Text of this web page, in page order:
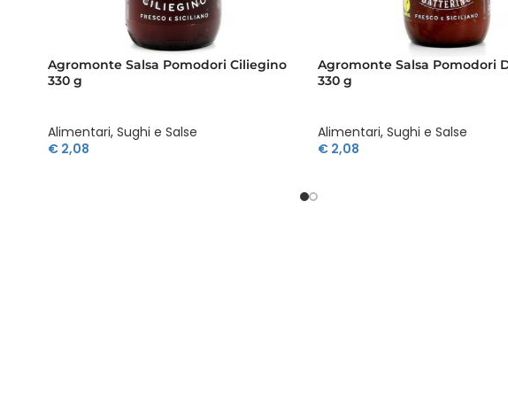
Agromonte Salsa Pomodori Ciliegino
330 g
Alimentari, Sughi e Salse
€2,08
Agromonte Salsa Pomodori
330 g
Alimentari, Sughi e Salse
€ 2,08